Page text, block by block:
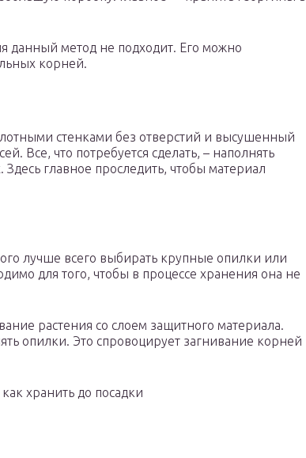
данный метод не подходит. Его можно
корней.
стенками без отверстий и высушенный
Все, что потребуется сделать, – наполнять
главное проследить, чтобы материал
лучше всего выбирать крупные опилки или
для того, чтобы в процессе хранения она не
растения со слоем защитного материала.
опилки. Это спровоцирует загнивание корней
как хранить до посадки